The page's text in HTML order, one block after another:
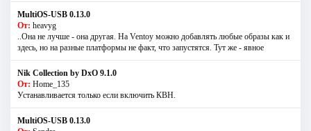
MultiOS-USB 0.13.0
От: heavyg
..Она не лучше - она другая. На Ventoy можно добавлять любые образы как и
здесь, но на разные платформы не факт, что запустятся. Тут же - явное
Nik Collection by DxO 9.1.0
От: Home_135
Устанавливается только если включить КВН.
MultiOS-USB 0.13.0